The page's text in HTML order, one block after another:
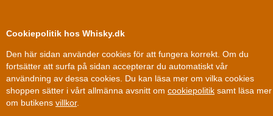
Cookiepolitik hos Whisky.dk
Den här sidan använder cookies för att fungera korrekt. Om du
fortsätter att surfa på sidan accepterar du automatiskt vår
användning av dessa cookies. Du kan läsa mer om vilka cookies
shoppen sätter i vårt allmänna avsnitt om cookiepolitik samt läsa mer
om butikens villkor.